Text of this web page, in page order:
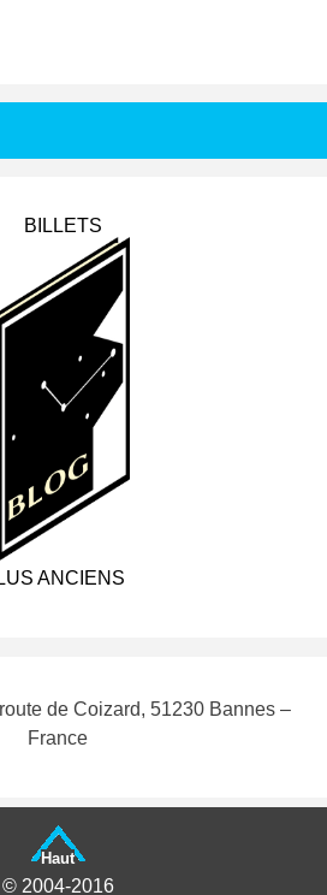
BILLETS
ANCIENS
route de Coizard, 51230 Bannes –
France
Haut
© 2004-2016